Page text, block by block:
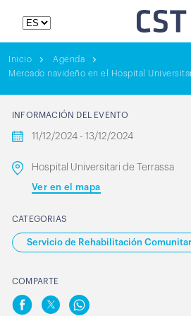
Inicio
Agenda
Mercado navideño en el Hospital
INFORMACIÓN DEL EVENTO
11/12/2024 - 13/12/2024
Hospital Universitari de Terrassa
Ver en el mapa
CATEGORIAS
Servicio de Rehabilitación
COMPARTE